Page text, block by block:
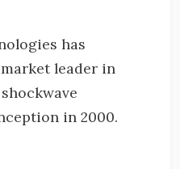
has
leader in
in 2000.